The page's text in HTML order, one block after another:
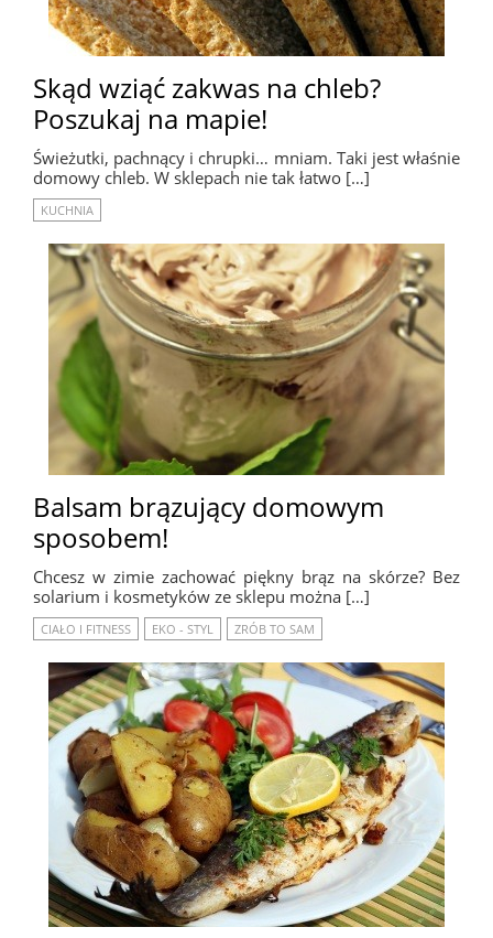
Skąd wziąć zakwas na chleb?
Poszukaj na mapie!
Świeżutki, pachnący i chrupki… mniam. Taki jest właśnie
domowy chleb. W sklepach nie tak łatwo […]
KUCHNIA
Balsam brązujący domowym
sposobem!
Chcesz w zimie zachować piękny brąz na skórze? Bez
solarium i kosmetyków ze sklepu można […]
CIAŁO I FITNESS EKO - STYL ZRÓB TO SAM